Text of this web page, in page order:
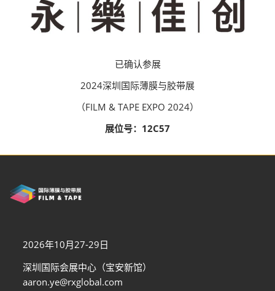
已确认参展
2024深圳国际薄膜与胶带展
（FILM & TAPE EXPO 2024）
展位号：12C57
2026年10月27-29日
深圳国际会展中心（宝安新馆）
aaron.ye@rxglobal.com